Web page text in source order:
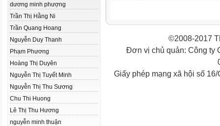
dương minh phượng
Trần Thị Hằng Ni
Trần Quang Hoang
Nguyễn Duy Thanh
Phạm Phương
Hoàng Thị Duyên
Nguyễn Thị Tuyết Minh
Nguyễn Thị Thu Sương
Chu Thi Huong
Lê Thị Thu Hương
nguyễn minh thuận
©2008-2017
Đơn vị chủ quản: Công ty
Giấy phép mạng xã hội số